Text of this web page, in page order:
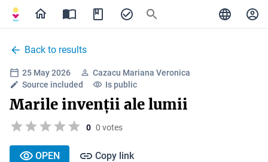
Back to results
25 May 2026
Cazacu Mariana Veronica
Source included
Is public
Marile invenții ale lumii
0 0 votes
OPEN Copy link